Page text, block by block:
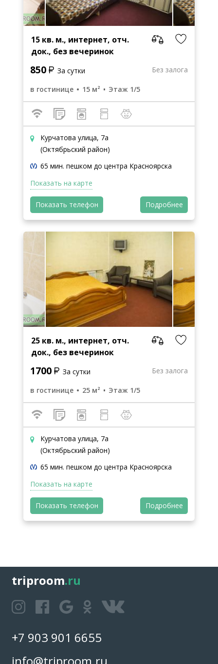
15 кв. м., интернет, отч.
док., без вечеринок
850 За сутки Без залога
в гостинице 15 м² Этаж 1/5
Курчатова улица, 7а
(Октябрьский район)
65 мин. пешком до центра Красноярска
Показать на карте
Показать телефон Подробнее
25 кв. м., интернет, отч.
док., без вечеринок
1700 За сутки Без залога
в гостинице 25 м² Этаж 1/5
Курчатова улица, 7а
(Октябрьский район)
65 мин. пешком до центра Красноярска
Показать на карте
Показать телефон Подробнее
triproom.ru
+7 903 901 6655